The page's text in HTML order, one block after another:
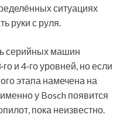
ситуациях
руки с руля.
серийных машин
и 4‑го уровней, но если
этапа намечена на
у Bosch появится
пока неизвестно.